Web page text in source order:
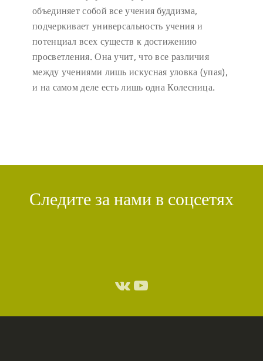
объединяет собой все учения буддизма,
подчеркивает универсальность учения и
потенциал всех существ к достижению
просветления. Она учит, что все различия
между учениями лишь искусная уловка (упая),
и на самом деле есть лишь одна Колесница.
Следите за нами в соцсетях